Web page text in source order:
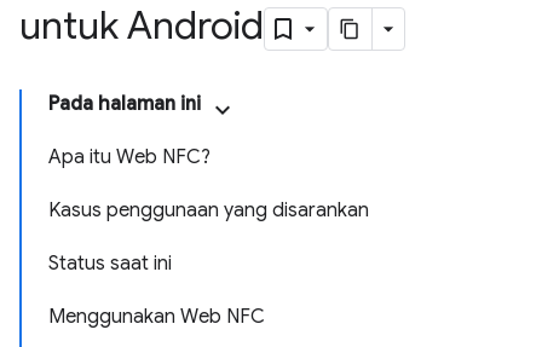
untuk Android
Pada halaman ini
Apa itu Web NFC?
Kasus penggunaan yang disarankan
Status saat ini
Menggunakan Web NFC